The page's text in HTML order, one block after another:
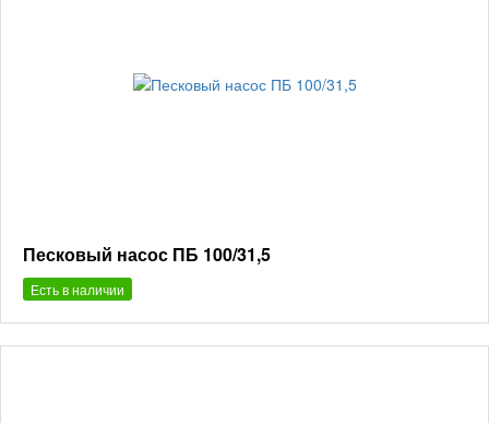
Песковый насос ПБ 100/31,5
Есть в наличии